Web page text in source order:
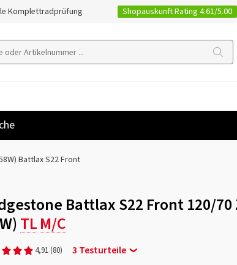
Komplettradprüfung Shopauskunft Rating 4.61/5.00
Battlax S22 Front
Battlax S22 Front 120/70
TLM/C
4,91 (80) 3 Testurteile